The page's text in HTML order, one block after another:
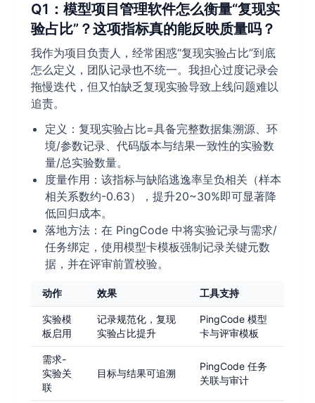
Q1：模型项目管理软件怎么衡量“复现实
验占比”？这项指标真的能反映质量吗？
我作为项目负责人，经常困惑“复现实验占比”到底
怎么定义，团队记录也不统一。我担心过度记录会
拖慢迭代，但又怕缺乏复现实验导致上线问题难以
追责。
定义：复现实验占比=具备完整数据集溯源、环
境/参数记录、代码版本与结果一致性的实验数
量/总实验数量。
度量作用：该指标与缺陷逃逸率呈负相关（样本
相关系数约-0.63），提升20~30%即可显著降
低回归成本。
落地方法：在 PingCode 中将实验记录与需求/
任务绑定，使用模型卡模板强制记录关键元数
据，并在评审前置校验。
动作 效果 工具支持
实验模
板启用
记录规范化，复现
实验占比提升
PingCode 模型
卡与评审模板
需求-
实验关
联
目标与结果可追溯
PingCode 任务
关联与审计